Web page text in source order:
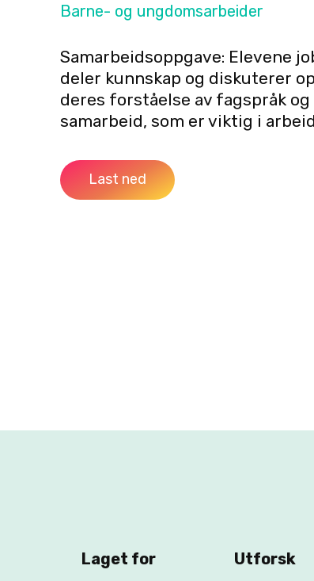
Barne- og ungdomsarbeider
Samarbeidsoppgave: Elevene
deler kunnskap og diskuterer
deres forståelse av fagspråk
samarbeid, som er viktig i
Last ned
Laget for
Utforsk